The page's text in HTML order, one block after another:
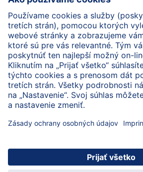
HiPP Tehotenstvo
Ochrana osobných
Cookies a pravidlá používania
Imprint
O spoločnosti HiPP